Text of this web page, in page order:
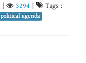
| 3294 | Tags :
political agenda